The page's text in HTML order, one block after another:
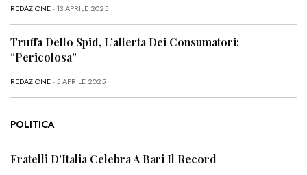
REDAZIONE- 13 APRILE 2025
Truffa Dello Spid, L’allerta Dei Consumatori:
“Pericolosa”
REDAZIONE- 5 APRILE 2025
POLITICA
Fratelli D’Italia Celebra A Bari Il Record